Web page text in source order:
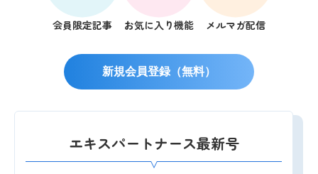
会員限定記事 お気に入り機能 メルマガ配信
新規会員登録（無料）
エキスパートナース最新号